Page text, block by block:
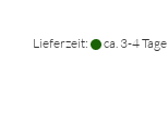
Lieferzeit: ca. 3-4 Tage